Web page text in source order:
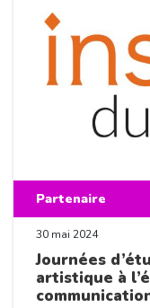
Partenaire
30 mai 2024
Journées
artistique à